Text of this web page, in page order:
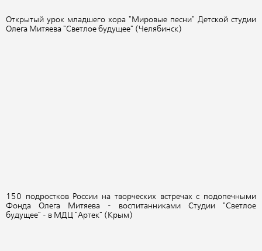
Открытый урок младшего хора "Мировые песни" Детской студии
Олега Митяева "Светлое будущее" (Челябинск)
150 подростков России на творческих встречах с подопечными
Фонда Олега Митяева - воспитанниками Студии "Светлое
будущее" - в МДЦ "Артек" (Крым)